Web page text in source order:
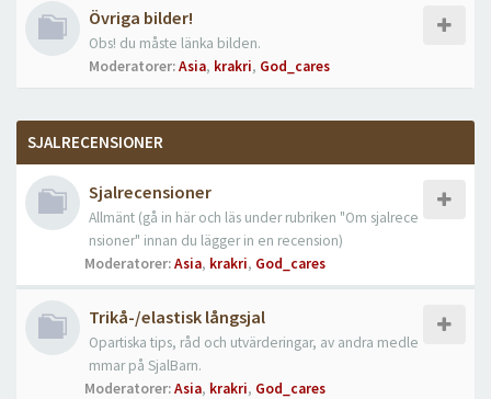
Övriga bilder!
Obs! du måste länka bilden.
Moderatorer:Asia, krakri, God_cares
SJALRECENSIONER
Sjalrecensioner
Allmänt (gå in här och läs under rubriken "Om sjalrece
nsioner" innan du lägger in en recension)
Moderatorer:Asia, krakri, God_cares
Trikå-/elastisk långsjal
Opartiska tips, råd och utvärderingar, av andra medle
mmar på SjalBarn.
Moderatorer:Asia, krakri, God_cares